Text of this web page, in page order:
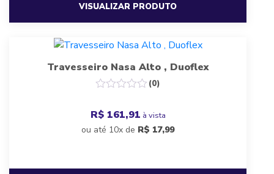
VISUALIZAR PRODUTO
Travesseiro Nasa Alto , Duoflex
(0)
R$ 161,91 à vista
ou até 10x de R$ 17,99